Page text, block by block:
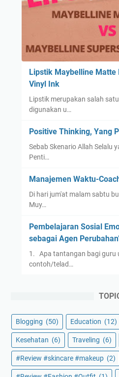
Lipstik Maybelline Matte
Vinyl Ink
Lipstik merupakan salah
digunakan u…
Positive Thinking, Yang
Sebab Skenario Allah Selalu
Penti…
Manajemen Waktu-
Di hari jum'at malam sabtu
Muy…
Pembelajaran Sosial
sebagai Agen
1. Apa tantangan bagi guru
contoh/telad…
Blogging (50) Education (12)
Kesehatan (6) Traveling (6)
#Review #skincare #makeup (2)